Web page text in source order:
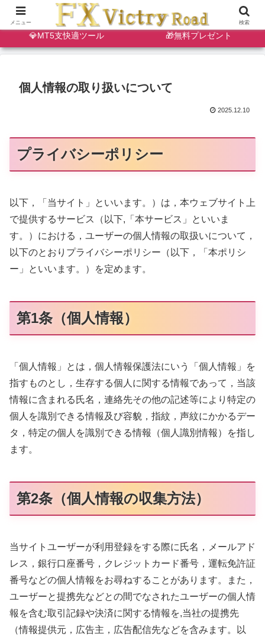
🔷天・底狙い撃ちインジ ✨ゴールドスキャルインジ
💎MT5支快適ツール 🎁無料プレゼント
個人情報の取り扱いについて
2025.12.10
プライバシーポリシー
以下，「当サイト」といいます。）は，本ウェブサイト上
で提供するサービス（以下,「本サービス」といいま
す。）における，ユーザーの個人情報の取扱いについて，
以下のとおりプライバシーポリシー（以下，「本ポリシ
ー」といいます。）を定めます。
第1条（個人情報）
「個人情報」とは，個人情報保護法にいう「個人情報」を
指すものとし，生存する個人に関する情報であって，当該
情報に含まれる氏名，連絡先その他の記述等により特定の
個人を識別できる情報及び容貌，指紋，声紋にかかるデー
タ，特定の個人を識別できる情報（個人識別情報）を指し
ます。
第2条（個人情報の収集方法）
当サイトユーザーが利用登録をする際に氏名，メールアド
レス，銀行口座番号，クレジットカード番号，運転免許証
番号などの個人情報をお尋ねすることがあります。また，
ユーザーと提携先などとの間でなされたユーザーの個人情
報を含む取引記録や決済に関する情報を,当社の提携先
（情報提供元，広告主，広告配信先などを含みます。以
メニュー 検索